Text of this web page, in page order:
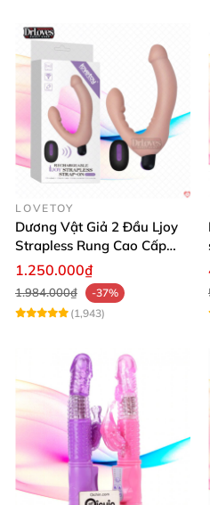
LOVETOY
Dương Vật Giả 2 Đầu Ljoy
Strapless Rung Cao Cấp
ĐKTX Mạnh Mẽ
1.250.000₫
1.984.000₫
-37%
(1,943)